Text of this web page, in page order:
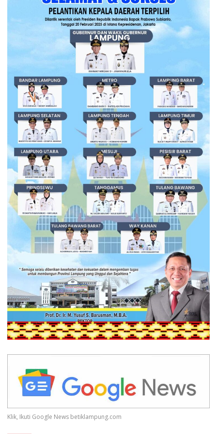
Klik, Ikuti Google News betiklampung.com